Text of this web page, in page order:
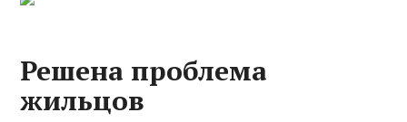
Решена проблема
жильцов